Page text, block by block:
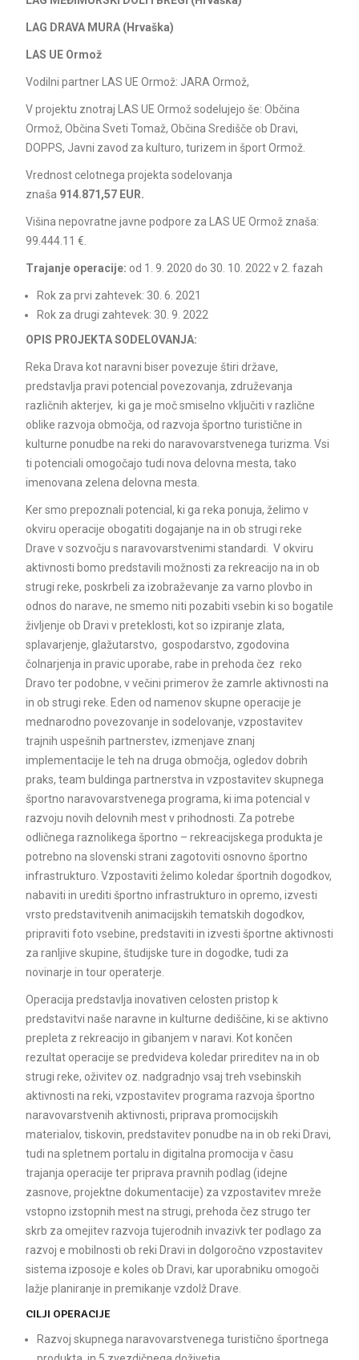
LAG DRAVA MURA (Hrvaška)
LAS UE Ormož
Vodilni partner LAS UE Ormož: JARA Ormož,
V projektu znotraj LAS UE Ormož sodelujejo še: Občina
Ormož, Občina Sveti Tomaž, Občina Središče ob Dravi,
DOPPS, Javni zavod za kulturo, turizem in šport Ormož.
Vrednost celotnega projekta sodelovanja
znaša 914.871,57 EUR.
Višina nepovratne javne podpore za LAS UE Ormož znaša:
99.444.11 €.
Trajanje operacije: od 1. 9. 2020 do 30. 10. 2022 v 2. fazah
Rok za prvi zahtevek: 30. 6. 2021
Rok za drugi zahtevek: 30. 9. 2022
OPIS PROJEKTA SODELOVANJA:
Reka Drava kot naravni biser povezuje štiri države,
predstavlja pravi potencial povezovanja, združevanja
različnih akterjev, ki ga je moč smiselno vključiti v različne
oblike razvoja območja, od razvoja športno turistične in
kulturne ponudbe na reki do naravovarstvenega turizma. Vsi
ti potenciali omogočajo tudi nova delovna mesta, tako
imenovana zelena delovna mesta.
Ker smo prepoznali potencial, ki ga reka ponuja, želimo v
okviru operacije obogatiti dogajanje na in ob strugi reke
Drave v sozvočju s naravovarstvenimi standardi. V okviru
aktivnosti bomo predstavili možnosti za rekreacijo na in ob
strugi reke, poskrbeli za izobraževanje za varno plovbo in
odnos do narave, ne smemo niti pozabiti vsebin ki so bogatile
življenje ob Dravi v preteklosti, kot so izpiranje zlata,
splavarjenje, glažutarstvo, gospodarstvo, zgodovina
čolnarjenja in pravic uporabe, rabe in prehoda čez reko
Dravo ter podobne, v večini primerov že zamrle aktivnosti na
in ob strugi reke. Eden od namenov skupne operacije je
mednarodno povezovanje in sodelovanje, vzpostavitev
trajnih uspešnih partnerstev, izmenjave znanj
implementacije le teh na druga območja, ogledov dobrih
praks, team buldinga partnerstva in vzpostavitev skupnega
športno naravovarstvenega programa, ki ima potencial v
razvoju novih delovnih mest v prihodnosti. Za potrebe
odličnega raznolikega športno – rekreacijskega produkta je
potrebno na slovenski strani zagotoviti osnovno športno
infrastrukturo. Vzpostaviti želimo koledar športnih dogodkov,
nabaviti in urediti športno infrastrukturo in opremo, izvesti
vrsto predstavitvenih animacijskih tematskih dogodkov,
pripraviti foto vsebine, predstaviti in izvesti športne aktivnosti
za ranljive skupine, študijske ture in dogodke, tudi za
novinarje in tour operaterje.
Operacija predstavlja inovativen celosten pristop k
predstavitvi naše naravne in kulturne dediščine, ki se aktivno
prepleta z rekreacijo in gibanjem v naravi. Kot končen
rezultat operacije se predvideva koledar prireditev na in ob
strugi reke, oživitev oz. nadgradnjo vsaj treh vsebinskih
aktivnosti na reki, vzpostavitev programa razvoja športno
naravovarstvenih aktivnosti, priprava promocijskih
materialov, tiskovin, predstavitev ponudbe na in ob reki Dravi,
tudi na spletnem portalu in digitalna promocija v času
trajanja operacije ter priprava pravnih podlag (idejne
zasnove, projektne dokumentacije) za vzpostavitev mreže
vstopno izstopnih mest na strugi, prehoda čez strugo ter
skrb za omejitev razvoja tujerodnih invazivk ter podlago za
razvoj e mobilnosti ob reki Dravi in dolgoročno vzpostavitev
sistema izposoje e koles ob Dravi, kar uporabniku omogoči
lažje planiranje in premikanje vzdolž Drave.
CILJI OPERACIJE
Razvoj skupnega naravovarstvenega turistično športnega